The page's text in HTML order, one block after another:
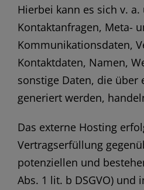
Hierbei kann es sich v. a.
Kontaktanfragen, Meta-
Kommunikationsdaten,
Kontaktdaten, Namen,
sonstige Daten, die über
generiert werden,
Das externe Hosting
Vertragserfüllung
potenziellen und
Abs. 1 lit. b DSGVO) und